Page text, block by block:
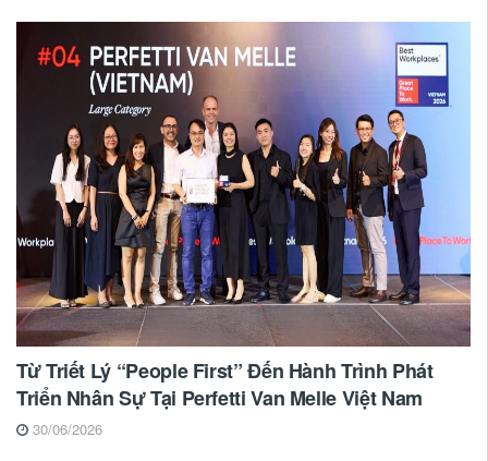
Từ Triết Lý “People First” Đến Hành Trình Phát
Triển Nhân Sự Tại Perfetti Van Melle Việt Nam
30/06/2026